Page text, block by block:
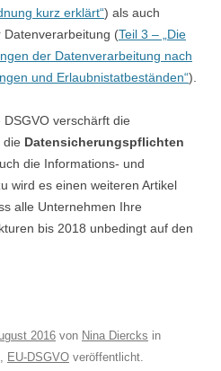
kurz erklärt“) als auch
Datenverarbeitung (Teil 3 – „Die
der Datenverarbeitung nach
und Erlaubnistatbeständen“).
verschärft die
, die Datensicherungspflichten
die Informations- und
wird es einen weiteren Artikel
alle Unternehmen Ihre
bis 2018 unbedingt auf den
2016 von Nina Diercks in
, EU-DSGVO veröffentlicht.